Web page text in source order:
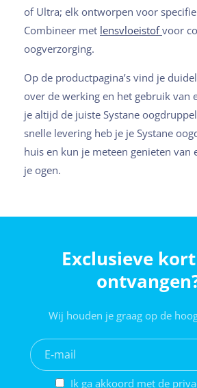
of Ultra; elk ontworpen voor
Combineer met lensvloeistofvoor
oogverzorging.
Op de productpagina’s vind je
over de werking en het gebruik van
je altijd de juiste Systane
snelle levering heb je je Systane
huis en kun je meteen genieten
je ogen.
Exclusieve
Wij houden je graag op de
E‑mail
Ik ga akkoord met de